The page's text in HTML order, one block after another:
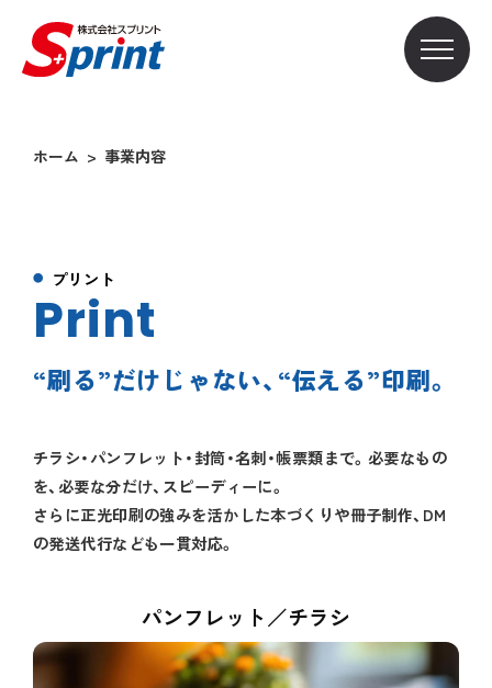
ホーム 事業内容
プリント
Print
“刷る”だけじゃない、“伝える”印刷。
チラシ・パンフレット・封筒・名刺・帳票類まで。必要なもの
を、必要な分だけ、スピーディーに。
さらに正光印刷の強みを活かした本づくりや冊子制作、DM
の発送代行なども一貫対応。
パンフレット／チラシ